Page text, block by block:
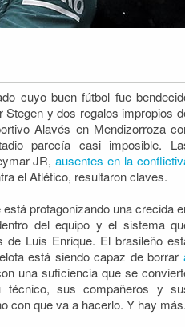
cuyo buen fútbol fue
y dos regalos impropios
Alavés en Mendizorroza
parecía casi imposible.
JR,ausentes en la
el Atlético, resultaron claves.
protagonizando una crecida
del equipo y el sistema
de Luis Enrique. El brasileño
está siendo capaz de borrar
una suficiencia que se
técnico, sus compañeros y
con que va a hacerlo. Y hay